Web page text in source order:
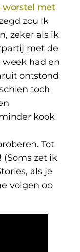
worstel met
zou ik
zeker als ik
met de
had en
ontstond
toch
kook
Tot
(Soms zet ik
als je
volgen op